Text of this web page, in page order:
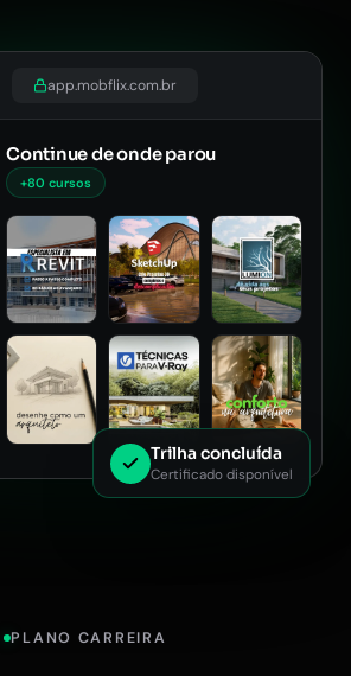
app.mobflix.com.br
Continue de onde parou
+80 cursos
Trilha concluída
Certificado disponível
PLANO CARREIRA